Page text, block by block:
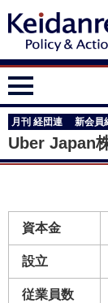
月刊 経団連 新会員
Uber Japan
資本金
設立
従業員数